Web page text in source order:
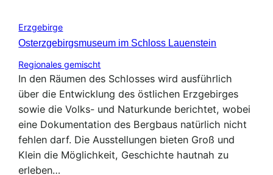
Erzgebirge
Osterzgebirgsmuseum im Schloss Lauenstein
Regionales gemischt
In den Räumen des Schlosses wird ausführlich
über die Entwicklung des östlichen Erzgebirges
sowie die Volks- und Naturkunde berichtet, wobei
eine Dokumentation des Bergbaus natürlich nicht
fehlen darf. Die Ausstellungen bieten Groß und
Klein die Möglichkeit, Geschichte hautnah zu
erleben…